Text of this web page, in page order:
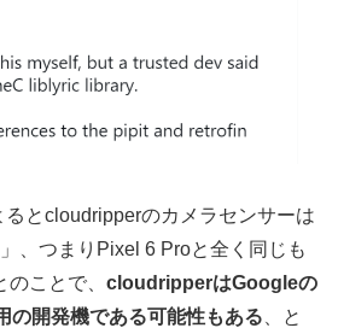
とcloudripperのカメラセンサーは
、つまりPixel 6 Proと全く同じも
ことで、 cloudripperはGoogleの
の開発機である可能性もある 、と